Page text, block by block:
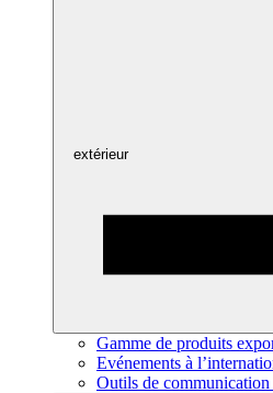
extérieur
Gamme de produits
Evénements à
Outils de